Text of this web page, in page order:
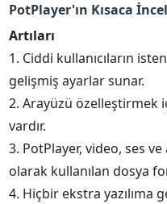
PotPlayer'ın Kısaca
Artıları
1. Ciddi kullanıcıların
gelişmiş ayarlar sunar.
2. Arayüzü özelleştirmek
vardır.
3. PotPlayer, video, ses ve
olarak kullanılan dosya
4. Hiçbir ekstra yazılıma